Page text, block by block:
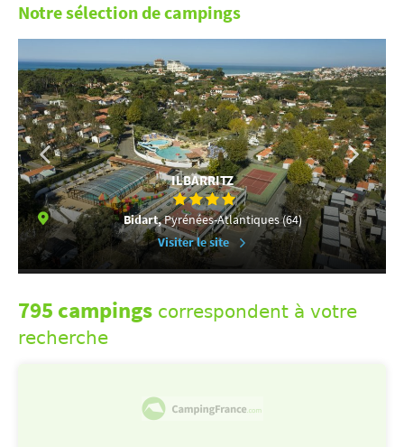
Notre sélection de campings
ILBARRITZ
Bidart,Pyrénées-Atlantiques (64)
Visiter le site
795 campings correspondent à votre
recherche